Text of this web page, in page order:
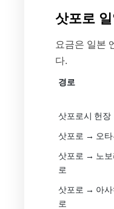
삿포로
요금은 일본
다.
경로
경로
삿포로시 헌장
삿포로 → 오
삿포로 → 노
로
삿포로 → 아
로